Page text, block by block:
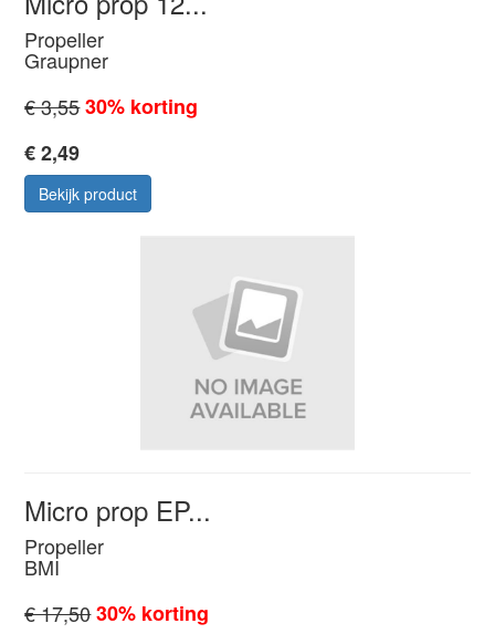
Propeller
Graupner
€ 3,5530% korting
€ 2,49
Bekijk product
Micro prop EP...
Propeller
BMI
€ 17,5030% korting